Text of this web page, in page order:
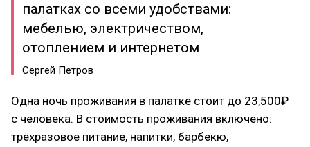
палатках со всеми удобствами:
мебелью, электричеством,
отоплением и интернетом
Сергей Петров
Одна ночь проживания в палатке стоит до 23,500₽
с человека. В стоимость проживания включено:
трёхразовое питание, напитки, барбекю,